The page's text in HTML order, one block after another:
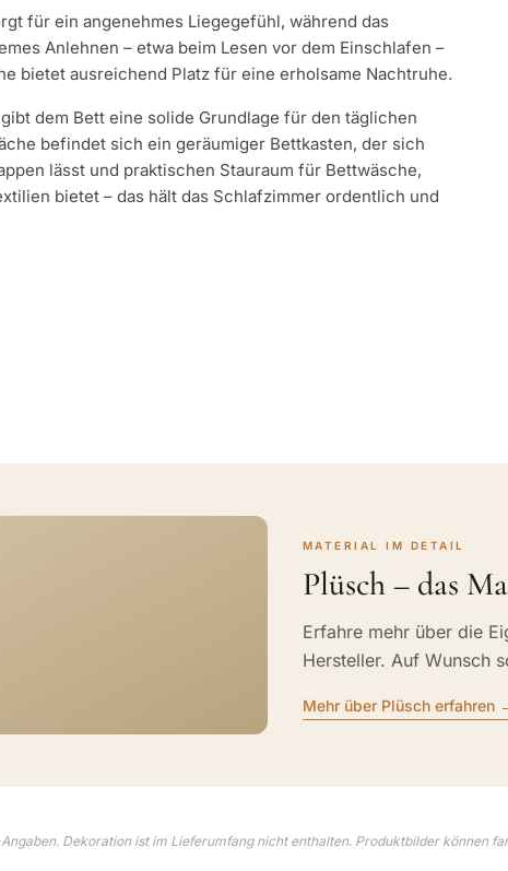
für ein angenehmes Liegegefühl, während das
Anlehnen – etwa beim Lesen vor dem Einschlafen –
bietet ausreichend Platz für eine erholsame Nachtruhe.
dem Bett eine solide Grundlage für den täglichen
befindet sich ein geräumiger Bettkasten, der sich
lässt und praktischen Stauraum für Bettwäsche,
bietet – das hält das Schlafzimmer ordentlich und
MATERIAL IM DETAIL
Plüsch – das
Erfahre mehr über die
Hersteller. Auf Wunsch
Mehr über Plüsch erfahren
Dekoration ist im Lieferumfang nicht enthalten. Produktbilder können